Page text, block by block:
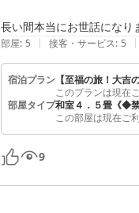
部屋: 5 | 接客・サービス: 5 |
宿泊プラン 【至福の旅！大吉
このプランは現在
部屋タイプ和室４．５畳《◆
この部屋は現在ご
9